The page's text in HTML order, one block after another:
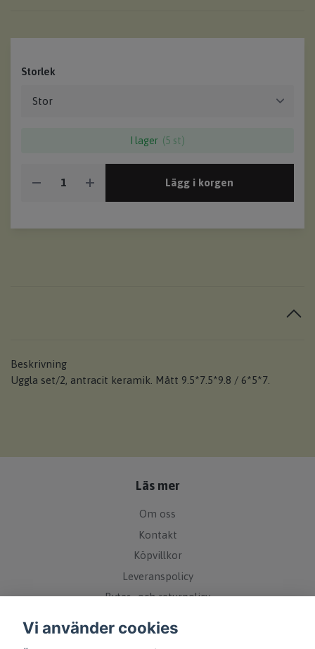
Storlek
I lager (5 st)
Lägg i korgen
Beskrivning
Uggla set/2, antracit keramik. Mått 9.5*7.5*9.8 / 6*5*7.
Läs mer
Om oss
Kontakt
Köpvillkor
Leveranspolicy
Bytes- och returpolicy
Vi använder cookies